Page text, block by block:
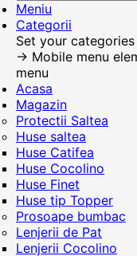
Meniu
Categorii
Set your
-> Mobile menu
menu
Acasa
Magazin
Protectii Saltea
Huse saltea
Huse Catifea
Huse Cocolino
Huse Finet
Huse tip Topper
Prosoape bumbac
Lenjerii de Pat
Lenjerii Cocolino